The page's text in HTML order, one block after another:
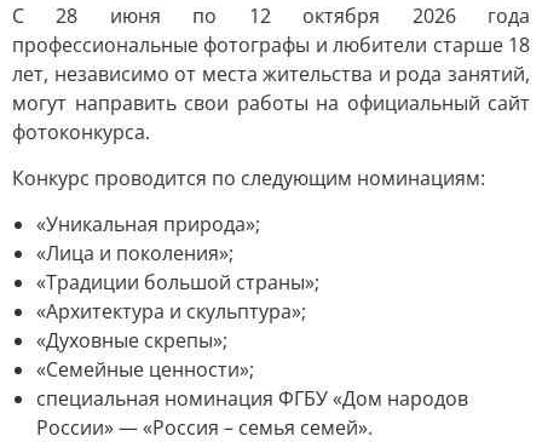
С 28 июня по 12 октября 2026 года
профессиональные фотографы и любители старше 18
лет, независимо от места жительства и рода занятий,
могут направить свои работы на официальный сайт
фотоконкурса.
Конкурс проводится по следующим номинациям:
«Уникальная природа»;
«Лица и поколения»;
«Традиции большой страны»;
«Архитектура и скульптура»;
«Духовные скрепы»;
«Семейные ценности»;
специальная номинация ФГБУ «Дом народов
России» — «Россия – семья семей».